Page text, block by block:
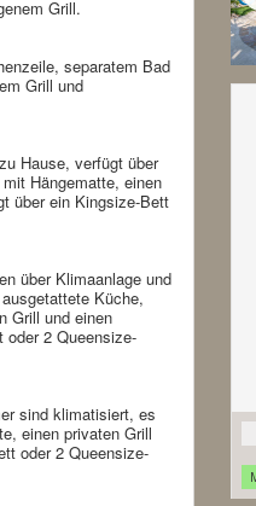
Grill.
separatem Bad
Grill und
Hause, verfügt über
Hängematte, einen
über ein Kingsize-Bett
über Klimaanlage und
Küche,
Grill und einen
2 Queensize-
sind klimatisiert, es
einen privaten Grill
oder 2 Queensize-